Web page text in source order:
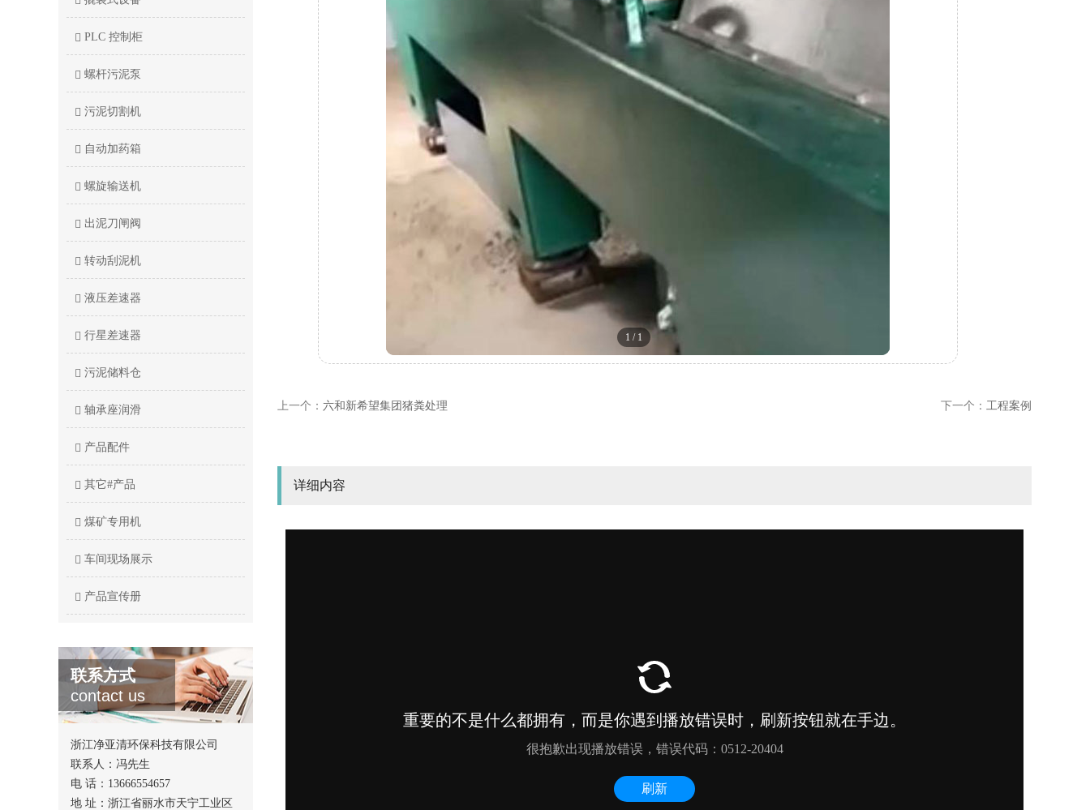
PLC 控制柜
螺杆污泥泵
污泥切割机
自动加药箱
螺旋输送机
出泥刀闸阀
转动刮泥机
液压差速器
行星差速器
污泥储料仓
轴承座润滑
产品配件
其它#产品
煤矿专用机
车间现场展示
产品宣传册
联系方式
contact us
浙江净亚清环保科技有限公司
联系人：冯先生
电 话：13666554657
地 址：浙江省丽水市天宁工业区
1 / 1
上一个： 六和新希望集团猪粪处理 下一个： 工程案例
详细内容